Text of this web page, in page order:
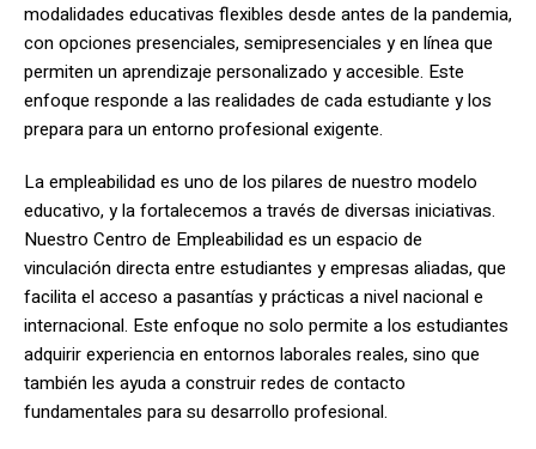
modalidades educativas flexibles desde antes de la pandemia,
con opciones presenciales, semipresenciales y en línea que
permiten un aprendizaje personalizado y accesible. Este
enfoque responde a las realidades de cada estudiante y los
prepara para un entorno profesional exigente.
La empleabilidad es uno de los pilares de nuestro modelo
educativo, y la fortalecemos a través de diversas iniciativas.
Nuestro Centro de Empleabilidad es un espacio de
vinculación directa entre estudiantes y empresas aliadas, que
facilita el acceso a pasantías y prácticas a nivel nacional e
internacional. Este enfoque no solo permite a los estudiantes
adquirir experiencia en entornos laborales reales, sino que
también les ayuda a construir redes de contacto
fundamentales para su desarrollo profesional.